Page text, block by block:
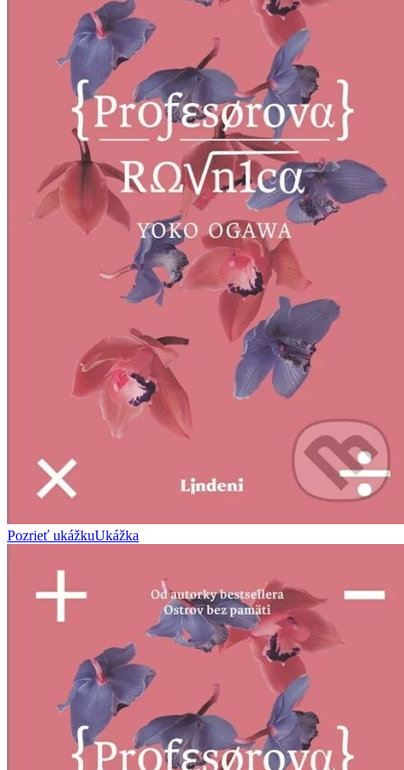
Pozrieť ukážkuUkážka